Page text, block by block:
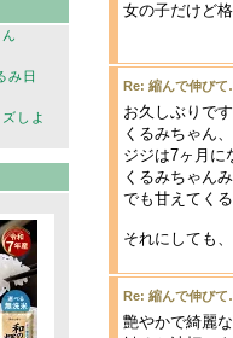
み日
しよ
女の子だけど
Re: 縮んで伸び
お久しぶりで
くるみちゃん
ジジは7ヶ月に
くるみちゃん
でも甘えてく
それにしても
Re: 縮んで伸び
艶やかで綺麗